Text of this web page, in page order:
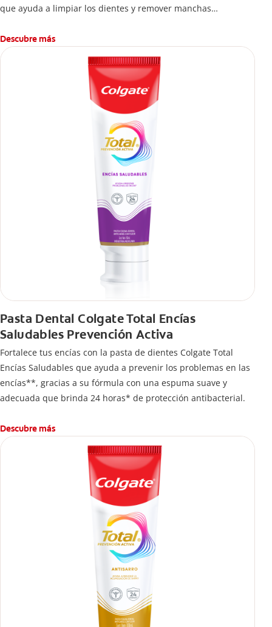
que ayuda a limpiar los dientes y remover manchas
¿Qué hace el carbón activado en una pasta dental y por qué
se usa para ayudar a remover manchas superficiales?
También encontrarás cómo incluirla en tu rutina, en casa o de
viaje, con tips de cepillado para una sonrisa sana.
Descubre más
Pasta Dental Colgate Total Encías
Saludables Prevención Activa
Fortalece tus encías con la pasta de dientes Colgate Total
Encías Saludables que ayuda a prevenir los problemas en las
encías**, gracias a su fórmula con una espuma suave y
adecuada que brinda 24 horas* de protección antibacterial.
Descubre más